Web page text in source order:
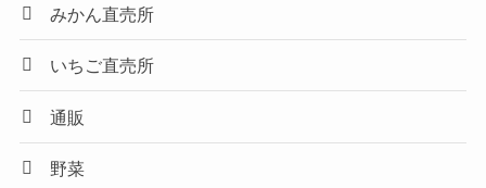
みかん直売所
いちご直売所
通販
野菜